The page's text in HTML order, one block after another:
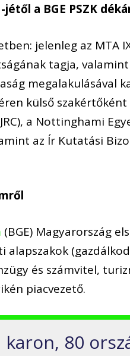
a BGE PSZK
jelenleg az MTA
tagja,
megalakulásával
külső
a Nottinghami
az Ír Kutatási
(BGE) Magyarország
és számvitel,
piacvezető.
karon, 80